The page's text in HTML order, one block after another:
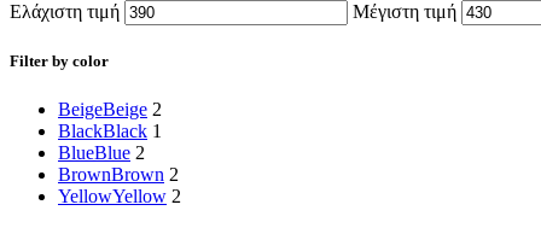
Ελάχιστη τιμή Μέγιστη τιμή
Filter by color
BeigeBeige 2
BlackBlack 1
BlueBlue 2
BrownBrown 2
YellowYellow 2